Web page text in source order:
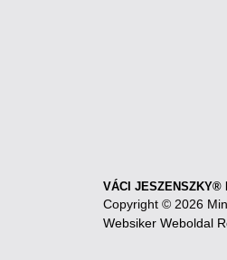
VÁCI JESZENSZKY®
Copyright © 2026
Websiker Weboldal